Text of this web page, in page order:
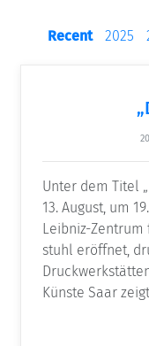
Recent 2025
Unter dem Titel
13. August, um
Leibniz-
stuhl eröffnet,
Künste Saar